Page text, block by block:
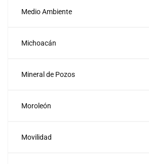
Medio Ambiente
Michoacán
Mineral de Pozos
Moroleón
Movilidad